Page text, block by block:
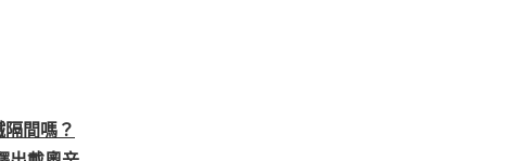
間嗎？